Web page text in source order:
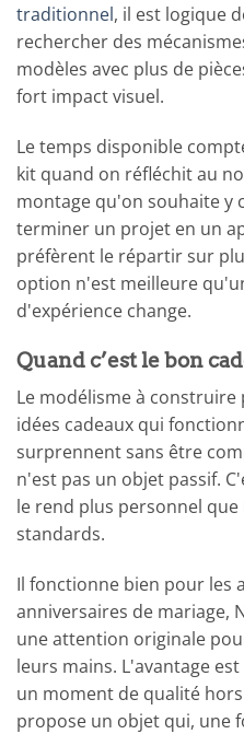
traditionnel, il est logique
rechercher des
modèles avec plus de
fort impact visuel.
Le temps disponible
kit quand on réfléchit au
montage qu'on souhaite y
terminer un projet en un
préfèrent le répartir sur
option n'est meilleure
d'expérience change.
Quand c’est le bon
Le modélisme à
idées cadeaux qui
surprennent sans être
n'est pas un objet passif.
le rend plus personnel
standards.
Il fonctionne bien pour les
anniversaires de mariage,
une attention originale
leurs mains. L'avantage
un moment de qualité
propose un objet qui, une